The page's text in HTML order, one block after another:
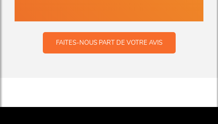
FAITES-NOUS PART DE VOTRE AVIS